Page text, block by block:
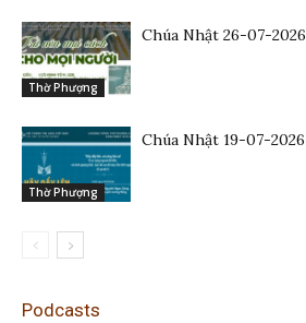
Thờ Phượng
Chúa Nhật 26-07-2026
Thờ Phượng
Chúa Nhật 19-07-2026
Podcasts